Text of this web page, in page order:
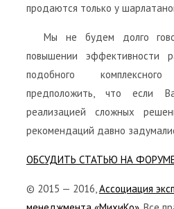
продаются только у
Мы не будем долго
повышении эффективности
подобного
предположить, что если
реализацией сложных
рекомендаций давно
ОБСУДИТЬ СТАТЬЮ НА
© 2015 — 2016, Ассоциация